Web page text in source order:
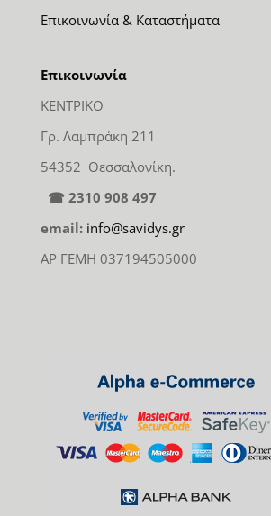
Επικοινωνία & Καταστήματα
Επικοινωνία
ΚΕΝΤΡΙΚΟ
Γρ. Λαμπράκη 211
54352 Θεσσαλονίκη.
☎ 2310 908 497
email: info@savidys.gr
ΑΡ ΓΕΜΗ 037194505000